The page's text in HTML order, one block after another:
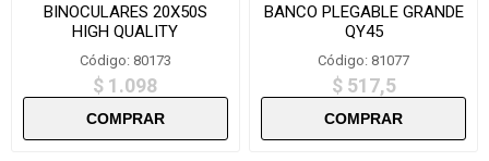
BINOCULARES 20X50S
HIGH QUALITY
Código: 80173
$ 1.098
BANCO PLEGABLE GRANDE
QY45
Código: 81077
$ 517,5